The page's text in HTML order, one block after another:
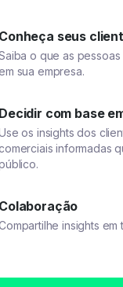
Conheça seus
o que as
em sua empresa.
Decidir com base
os insights dos
informadas
Colaboração
insights